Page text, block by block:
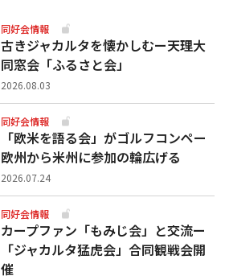
同好会情報
古きジャカルタを懐かしむー天理大
同窓会「ふるさと会」
2026.08.03
同好会情報
「欧米を語る会」がゴルフコンペー
欧州から米州に参加の輪広げる
2026.07.24
同好会情報
カープファン「もみじ会」と交流ー
「ジャカルタ猛虎会」合同観戦会開
催